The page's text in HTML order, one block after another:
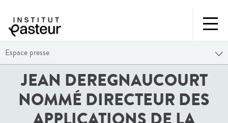
Espace presse
JEAN DEREGNAUCOURT
NOMMÉ DIRECTEUR DES